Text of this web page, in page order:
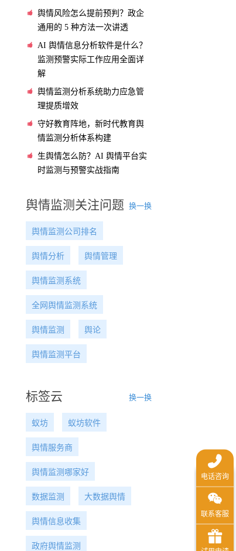
舆情风险怎么提前预判？政企
通用的 5 种方法一次讲透
AI 舆情信息分析软件是什么？
监测预警实际工作应用全面详
解
舆情监测分析系统助力应急管
理提质增效
守好教育阵地，新时代教育舆
情监测分析体系构建
生舆情怎么防？AI 舆情平台实
时监测与预警实战指南
舆情监测关注问题 换一换
舆情监测公司排名
舆情分析 舆情管理
舆情监测系统
全网舆情监测系统
舆情监测 舆论
舆情监测平台
标签云 换一换
蚁坊 蚁坊软件
舆情服务商
舆情监测哪家好
数据监测 大数据舆情
舆情信息收集
政府舆情监测